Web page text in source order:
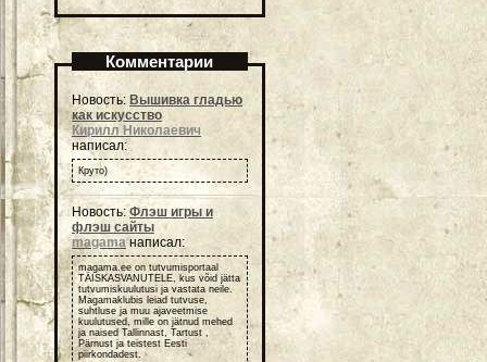
Комментарии
Новость: Вышивка гладью
как искусство
Кирилл Николаевич
написал:
Круто)
Новость: Флэш игры и
флэш сайты
magamaнаписал:
magama.ee on tutvumisportaal
TÄISKASVANUTELE, kus võid jätta
tutvumiskuulutusi ja vastata neile.
Magamaklubis leiad tutvuse,
suhtluse ja muu ajaveetmise
kuulutused, mille on jätnud mehed
ja naised Tallinnast, Tartust ,
Pärnust ja teistest Eesti
piirkondadest.